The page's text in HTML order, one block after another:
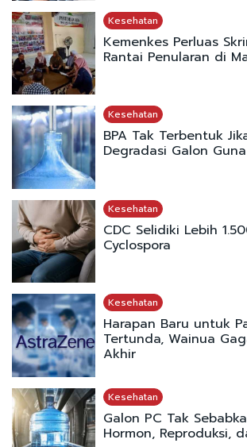
Kesehatan
Kemenkes Perluas
Rantai Penularan di
Kesehatan
BPA Tak Terbentuk
Degradasi Galon
Kesehatan
CDC Selidiki Lebih
Cyclospora
Kesehatan
Harapan Baru untuk
Tertunda, Wainua
Akhir
Kesehatan
Galon PC Tak
Hormon, Reproduksi,